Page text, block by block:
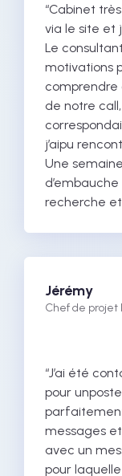
“Cabinet
via le site et
Le
motivations
comprendre
de notre
j’aipu
Une
recherche et
Jérémy
Chef de projet
“J’ai été
pour
messages
avec un
pour laquelle